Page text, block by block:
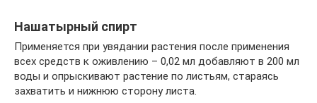
Нашатырный спирт
Применяется при увядании растения после применения
всех средств к оживлению – 0,02 мл добавляют в 200 мл
воды и опрыскивают растение по листьям, стараясь
захватить и нижнюю сторону листа.